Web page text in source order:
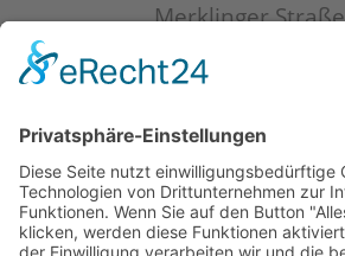
Merklinger
71263 Weil der